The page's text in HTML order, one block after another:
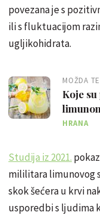
povezana je s
ili s fluktuacijom
ugljikohidrata.
MOŽDA
Koje
HRANA
Studija iz 2021.
mililitara limunovog
skok šećera u krvi
usporedbi s ljudima